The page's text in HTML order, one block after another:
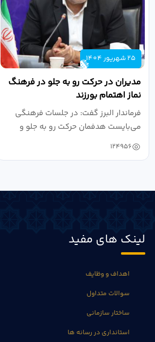
25 شهریور 1404
مدیران در حرکت رو به جلو در فرهنگ
نماز اهتمام بورزند
فرماندار البرز گفت: در جلسات فرهنگی
می‌بایست هدفمان حرکت رو به جلو و
دستیابی...
124956
لینک های مفید
اهداف و وظایف
سوالات متداول
ساختار سازمانی
استانداری در رسانه ها